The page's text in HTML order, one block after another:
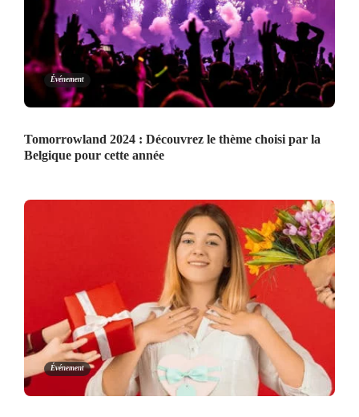
Événement
Tomorrowland 2024 : Découvrez le thème choisi par la
Belgique pour cette année
Événement